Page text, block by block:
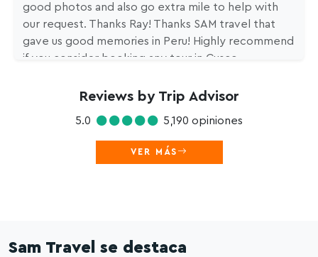
good photos and also go extra mile to help with
our request. Thanks Ray! Thanks SAM travel that
gave us good memories in Peru! Highly recommend
if you consider booking any tour in Cusco.
Reviews by Trip Advisor
5.0 5,190 opiniones
VER MÁS
Sam Travel se destaca